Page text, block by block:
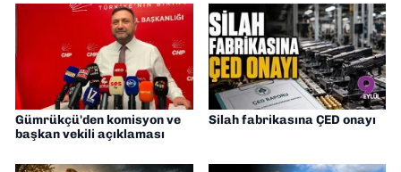
Gümrükçü'den komisyon ve
başkan vekili açıklaması
Silah fabrikasına ÇED onayı